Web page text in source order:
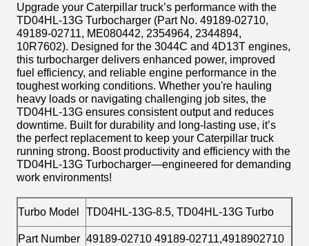
Upgrade your Caterpillar truck’s performance with the
TD04HL-13G Turbocharger (Part No. 49189-02710,
49189-02711, ME080442, 2354964, 2344894,
10R7602). Designed for the 3044C and 4D13T engines,
this turbocharger delivers enhanced power, improved
fuel efficiency, and reliable engine performance in the
toughest working conditions. Whether you're hauling
heavy loads or navigating challenging job sites, the
TD04HL-13G ensures consistent output and reduces
downtime. Built for durability and long-lasting use, it’s
the perfect replacement to keep your Caterpillar truck
running strong. Boost productivity and efficiency with the
TD04HL-13G Turbocharger—engineered for demanding
work environments!
Turbo Model TD04HL-13G-8.5, TD04HL-13G Turbo
Part Number 49189-02710 49189-02711,4918902710